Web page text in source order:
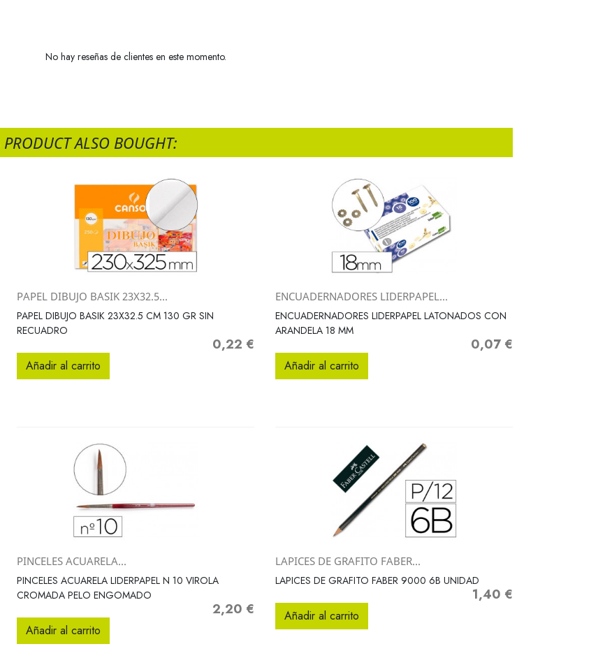
No hay reseñas de clientes en este momento.
PRODUCT ALSO BOUGHT:
Vista rápida
PAPEL DIBUJO BASIK 23X32.5...
PAPEL DIBUJO BASIK 23X32.5 CM 130 GR SIN
RECUADRO
Precio
0,22 €
Añadir al carrito
 Vista rápida
ENCUADERNADORES LIDERPAPEL...
ENCUADERNADORES LIDERPAPEL LATONADOS CON
ARANDELA 18 MM
Precio
0,07 €
Añadir al carrito
Vista rápida
PINCELES ACUARELA...
PINCELES ACUARELA LIDERPAPEL N 10 VIROLA
CROMADA PELO ENGOMADO
Precio
2,20 €
Añadir al carrito
Vista rápida
LAPICES DE GRAFITO FABER...
LAPICES DE GRAFITO FABER 9000 6B UNIDAD
Precio
1,40 €
Añadir al carrito